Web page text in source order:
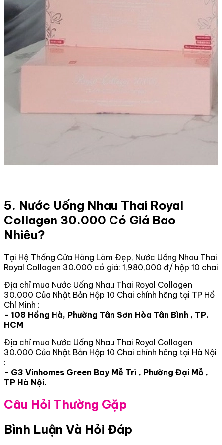
5. Nước Uống Nhau Thai Royal
Collagen 30.000 Có Giá Bao
Nhiêu?
Tại Hệ Thống Cửa Hàng Làm Đẹp, Nước Uống Nhau Thai
Royal Collagen 30.000 có giá: 1,980,000 đ/ hộp 10 chai
Địa chỉ mua Nước Uống Nhau Thai Royal Collagen
30.000 Của Nhật Bản Hộp 10 Chai chính hãng tại TP Hồ
Chí Minh :
- 108 Hồng Hà, Phường Tân Sơn Hòa Tân Bình , TP.
HCM
Địa chỉ mua Nước Uống Nhau Thai Royal Collagen
30.000 Của Nhật Bản Hộp 10 Chai chính hãng tại Hà Nội
:
- G3 Vinhomes Green Bay Mễ Trì , Phường Đại Mỗ ,
TP Hà Nội.
Câu Hỏi Thường Gặp
Bình Luận Và Hỏi Đáp